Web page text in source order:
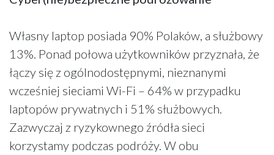
Własny laptop posiada 90% Polaków, a służbowy
13%. Ponad połowa użytkowników przyznała, że
łączy się z ogólnodostępnymi, nieznanymi
wcześniej sieciami Wi-Fi – 64% w przypadku
laptopów prywatnych i 51% służbowych.
Zazwyczaj z ryzykownego źródła sieci
korzystamy podczas podróży. W obu